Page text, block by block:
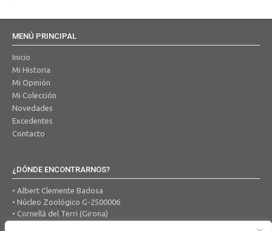
MENÚ PRINCIPAL
Inicio
Mi Historia
Mi Opinión
Mi Colección
Novedades
Excedentes
Contacto
¿DÓNDE ENCONTRARNOS?
• Albert Clemente Badosa
• Núcleo Zoológico G-2500006
• Cornellà del Terri (Girona)